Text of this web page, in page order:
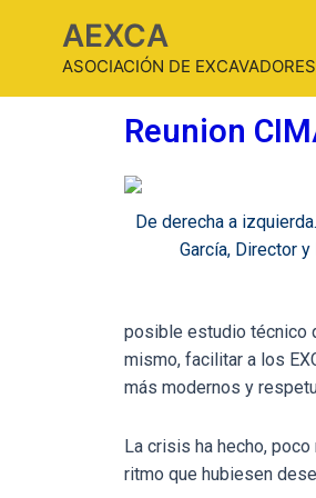
AEXCA
ASOCIACIÓN DE
Reunion
De derecha a
García, Director
posible estudio técnico
mismo, facilitar a los
más modernos y
La crisis ha hecho,
ritmo que hubiesen